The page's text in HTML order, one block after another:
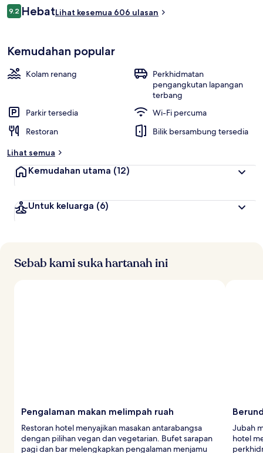
Ulasan
9.29.2 daripada 10
HebatLihat kesemua 606 ulasan
Kemudahan popular
Kolam renang
Perkhidmatan
pengangkutan lapangan
terbang
Parkir tersedia
Wi-Fi percuma
Restoran
Bilik bersambung tersedia
Lihat semua
Kemudahan utama (12)
Untuk keluarga (6)
Sebab kami suka hartanah ini
Pengalaman makan melimpah ruah
Restoran hotel menyajikan masakan antarabangsa
dengan pilihan vegan dan vegetarian. Bufet sarapan
pagi dan bar melengkapkan pengalaman menjamu
Jubah
hotel